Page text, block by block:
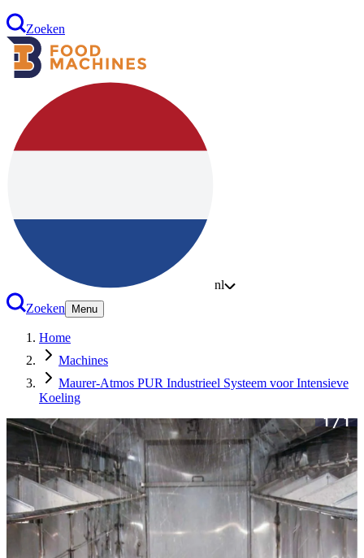
Zoeken
nl
Zoeken
Menu
Home
Machines
Maurer-Atmos PUR Industrieel Systeem voor Intensieve
Koeling
1/1